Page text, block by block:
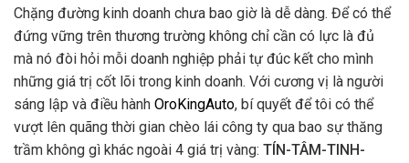
Chặng đường kinh doanh chưa bao giờ là dễ dàng. Để có thể
đứng vững trên thương trường không chỉ cần có lực là đủ
mà nó đòi hỏi mỗi doanh nghiệp phải tự đúc kết cho mình
những giá trị cốt lõi trong kinh doanh. Với cương vị là người
sáng lập và điều hành OroKingAuto, bí quyết để tôi có thể
vượt lên quãng thời gian chèo lái công ty qua bao sự thăng
trầm không gì khác ngoài 4 giá trị vàng: TÍN-TÂM-TINH-